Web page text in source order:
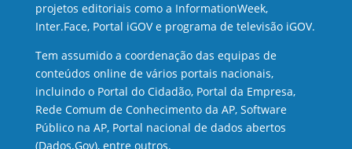
projetos editoriais como a InformationWeek,
Inter.Face, Portal iGOV e programa de televisão iGOV.
Tem assumido a coordenação das equipas de
conteúdos online de vários portais nacionais,
incluindo o Portal do Cidadão, Portal da Empresa,
Rede Comum de Conhecimento da AP, Software
Público na AP, Portal nacional de dados abertos
(Dados.Gov), entre outros.